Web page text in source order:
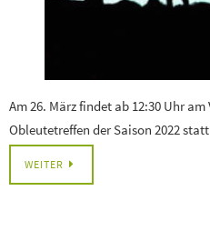
Am 26. März findet ab 12:30 Uhr
Obleutetreffen der Saison 2022
WEITER